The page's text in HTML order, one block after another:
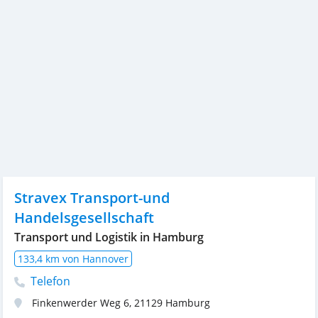
Stravex Transport-und
Handelsgesellschaft
Transport und Logistik in Hamburg
133,4 km von Hannover
Telefon
Finkenwerder Weg 6, 21129 Hamburg